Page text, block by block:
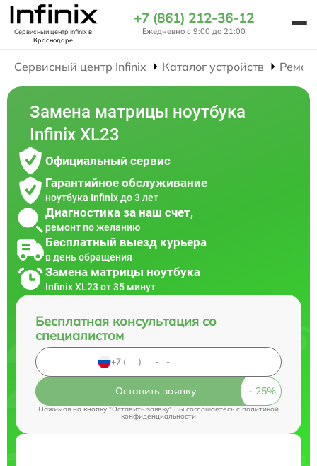
Сервисный центр Infinixв
Краснодаре
+7 (861) 212-36-12
Ежедневно с 9:00 до 21:00
Сервисный центр Infinix Каталог устройств
Замена матрицы ноутбука
Infinix XL23
Официальный сервис
Гарантийное обслуживание
ноутбука Infinix до 3 лет
Диагностика за наш счет,
ремонт по желанию
Бесплатный выезд курьера
в день обращения
Замена матрицы ноутбука
Infinix XL23 от 35 минут
Бесплатная консультация со
специалистом
Оставить заявку
Нажимая на кнопку "Оставить заявку" Вы соглашаетесь cполитикой
конфиденциальности